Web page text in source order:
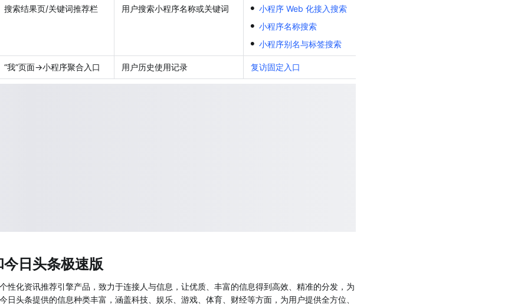
搜索结果页/关键词推荐栏 用户搜索小程序名称或关键词 • 小程序 Web 化接入搜索
• 小程序名称搜索
• 小程序别名与标签搜索
“我”页面→小程序聚合入口 用户历史使用记录 复访固定入口
日头条极速版
性化资讯推荐引擎产品，致力于连接人与信息，让优质、丰富的信息得到高效、精准的分发，为
日头条提供的信息种类丰富，涵盖科技、娱乐、游戏、体育、财经等方面，为用户提供全方位、